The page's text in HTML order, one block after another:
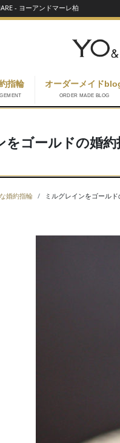
- ヨーアンドマーレ柏
指輪 オーダーメイド
ORDER MADE BLOG
をゴールドの婚
婚約指輪 ミルグレインをゴール